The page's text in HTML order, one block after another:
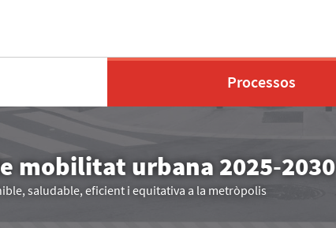
Processos
mobilitat urbana 2025-2030
saludable, eficient i equitativa a la metròpolis